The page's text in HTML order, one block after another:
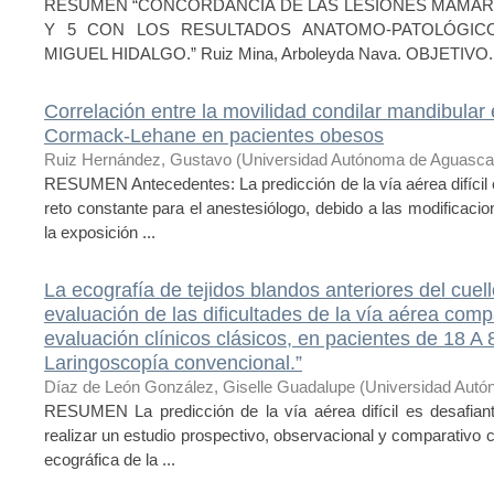
RESUMEN “CONCORDANCIA DE LAS LESIONES
Y 5 CON LOS RESULTADOS ANATOMO-
MIGUEL HIDALGO.” Ruiz Mina, Arboleyda Nava.
Correlación entre la movilidad condilar
Cormack-Lehane en pacientes obesos
Ruiz Hernández, Gustavo (Universidad Autónoma de
RESUMEN Antecedentes: La predicción de la vía aérea
reto constante para el anestesiólogo, debido a las
la exposición ...
La ecografía de tejidos blandos anteriores del
evaluación de las dificultades de la vía aérea
evaluación clínicos clásicos, en pacientes de 18 A
Laringoscopía convencional.”
Díaz de León González, Giselle Guadalupe (Universidad
RESUMEN La predicción de la vía aérea difícil es
realizar un estudio prospectivo, observacional y comparativo
ecográfica de la ...